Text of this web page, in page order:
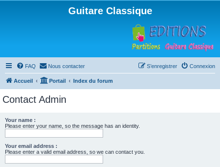
Guitare Classique
FAQ Nous contacter Connexion
S’enregistrer
Accueil Portail Index du forum
Contact Admin
Your name :
Please enter your name, so the message has an identity.
Your email address :
Please enter a valid email address, so we can contact you.